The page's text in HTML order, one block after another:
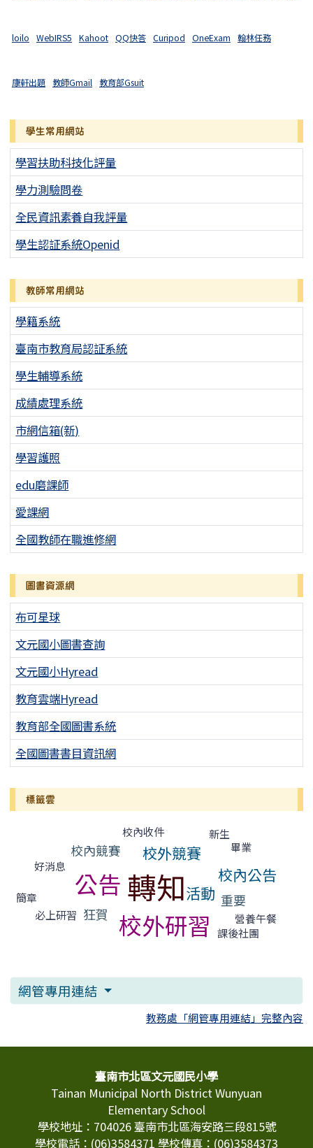
loilo WebIRS5 Kahoot QQ快答 Curipod OneExam 翰林任務
康軒出題 教師Gmail 教育部Gsuit
學生常用網站
學習扶助科技化評量
學力測驗問卷
全民資訊素養自我評量
學生認証系統Openid
教師常用網站
學籍系統
臺南市教育局認証系統
學生輔導系統
成績處理系統
市網信箱(新)
學習護照
edu磨課師
愛課網
全國教師在職進修網
圖書資源網
布可星球
文元國小圖書查詢
文元國小Hyread
教育雲端Hyread
教育部全國圖書系統
全國圖書書目資訊網
標籤雲
校內收件 新生
校內競賽 校外競賽
畢業
好消息
公告 轉知 校內公告
簡章 活動 重要
必上研習 狂賀 校外研習
營養午餐
課後社團
網管專用連結
教務處「網管專用連結」完整內容
頁尾區域內容臺南市北區文元國民小學
Tainan Municipal North District Wunyuan
Elementary School
學校地址：704026 臺南市北區海安路三段815號
學校電話：(06)3584371 學校傳真：(06)3584373